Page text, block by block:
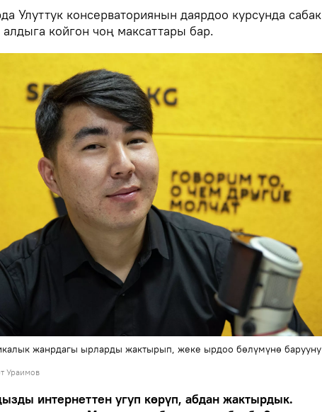
Улуттук консерваториянын даярдоо курсунда сабак
койгон чоң максаттары бар.
жанрдагы ырларды жактырып, жеке ырдоо бөлүмүнө барууну
Ураимов
интернеттен угуп көрүп, абдан жактырдык.